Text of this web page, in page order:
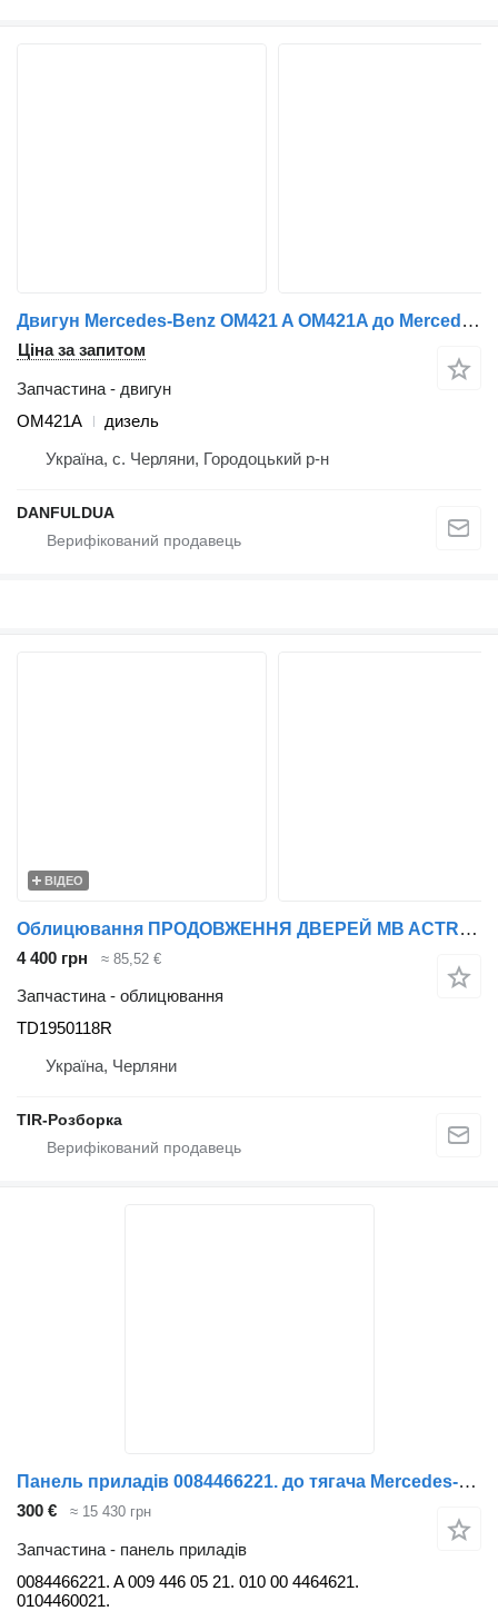
Двигун Mercedes-Benz OM421 A OM421A до Mercedes-Benz
Ціна за запитом
Запчастина - двигун
OM421A
дизель
Україна, с. Черляни, Городоцький р-н
DANFULDUA
ВІДЕО
Облицювання ПРОДОВЖЕННЯ ДВЕРЕЙ MB ACTROS MP4/MP5 >2011 ПРАВ. TD1950118R до тягача Mercedes-Benz Actros
4 400 грн ≈ 85,52 €
Запчастина - облицювання
TD1950118R
Україна, Черляни
TIR-Розборка
Панель приладів 0084466221. до тягача Mercedes-Benz ACTROS MP4
300 € ≈ 15 430 грн
Запчастина - панель приладів
0084466221. A 009 446 05 21. 010 00 4464621.
0104460021.